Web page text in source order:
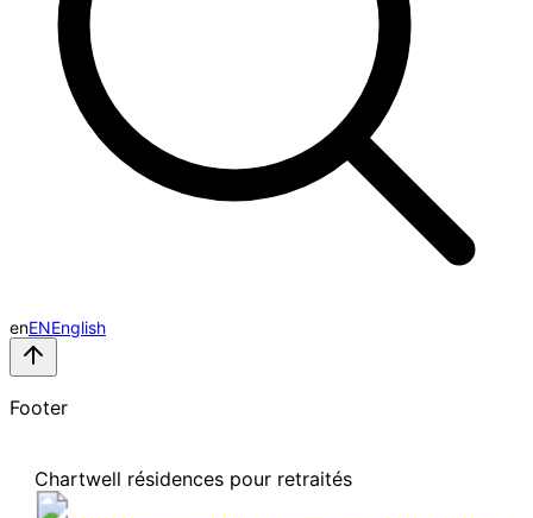
enENEnglish
Footer
Chartwell résidences pour retraités